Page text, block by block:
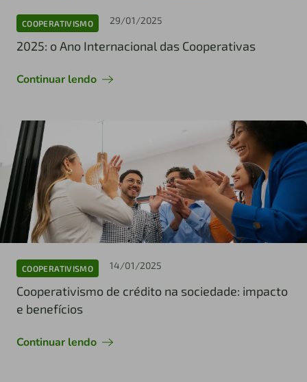
COOPERATIVISMO 29/01/2025
2025: o Ano Internacional das Cooperativas
Continuar lendo
COOPERATIVISMO 14/01/2025
Cooperativismo de crédito na sociedade: impacto
e benefícios
Continuar lendo